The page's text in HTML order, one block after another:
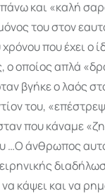
και «καλή
του στον
που έχει ο
οποίος απλά
βγήκε ο λαός
του,
που κάναμε
…Ο άνθρωπος
κάψει και να